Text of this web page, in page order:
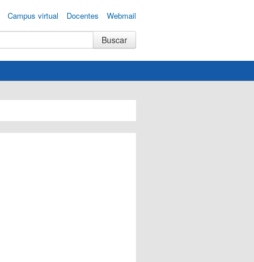
Campus virtual Docentes Webmail